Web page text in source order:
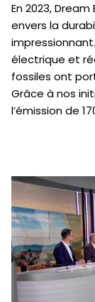
En 2023,
envers la
électrique et
fossiles ont
Grâce à nos
l’émission de